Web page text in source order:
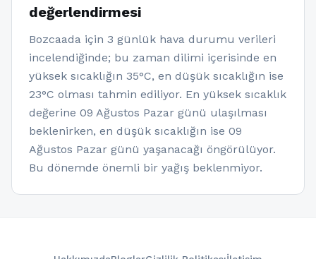
değerlendirmesi
Bozcaada için 3 günlük hava durumu verileri
incelendiğinde; bu zaman dilimi içerisinde en
yüksek sıcaklığın 35°C, en düşük sıcaklığın ise
23°C olması tahmin ediliyor. En yüksek sıcaklık
değerine 09 Ağustos Pazar günü ulaşılması
beklenirken, en düşük sıcaklığın ise 09
Ağustos Pazar günü yaşanacağı öngörülüyor.
Bu dönemde önemli bir yağış beklenmiyor.